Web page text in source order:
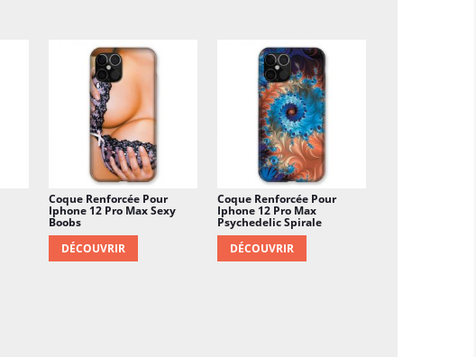
Coque Renforcée Pour
Iphone 12 Pro Max Sexy
Boobs
DÉCOUVRIR
Coque Renforcée Pour
Iphone 12 Pro Max
Psychedelic Spirale
DÉCOUVRIR